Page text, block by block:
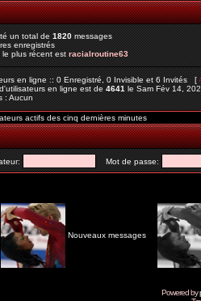
un total de1820messages
enregistrés
le plus récent estracialroutine63
en ligne :: 0 Enregistré, 0 Invisible et 6 Invités [
en ligne est de4641le Sam Fév 14,
: Aucun
actifs des cinq dernières minutes
Mot de passe:
Nouveaux messages
Powered by